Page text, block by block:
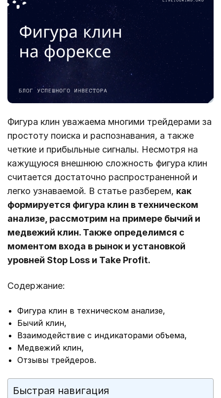
Фигура клин уважаема многими трейдерами за
простоту поиска и распознавания, а также
четкие и прибыльные сигналы. Несмотря на
кажущуюся внешнюю сложность фигура клин
считается достаточно распространенной и
легко узнаваемой. В статье разберем, как
формируется фигура клин в техническом
анализе, рассмотрим на примере бычий и
медвежий клин. Также определимся с
моментом входа в рынок и установкой
уровней Stop Loss и Take Profit.
Содержание:
Фигура клин в техническом анализе,
Бычий клин,
Взаимодействие с индикаторами объема,
Медвежий клин,
Отзывы трейдеров.
Быстрая навигация